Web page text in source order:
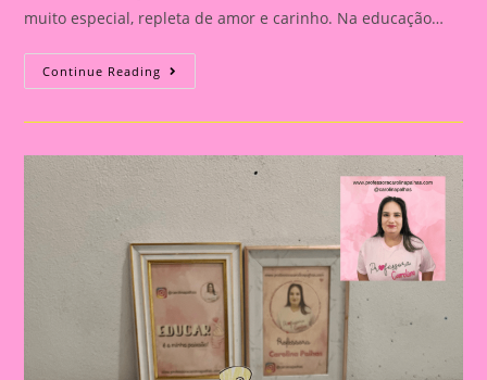
muito especial, repleta de amor e carinho. Na educação…
Continue Reading Atividade
Dia